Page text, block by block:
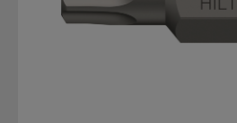
Kjemi, vindsperre og
Min Fleet